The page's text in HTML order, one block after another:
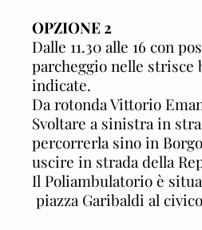
OPZIONE 2
Dalle 11.30 alle 16 con
parcheggio nelle strisce
indicate.
Da rotonda Vittorio
Svoltare a sinistra in
percorrerla sino in
uscire in strada della
Il Poliambulatorio è
piazza Garibaldi al